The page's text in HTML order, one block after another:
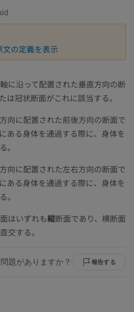
文の定義を表示
に沿って配置された垂直方向の断
は冠状断面がこれに該当する。
向に配置された前後方向の断面で
ある身体を通過する際に、身体を
。
向に配置された左右方向の断面で
ある身体を通過する際に、身体を
。
はいずれも縦断面であり、横断面
交する。
題がありますか？ 報告する